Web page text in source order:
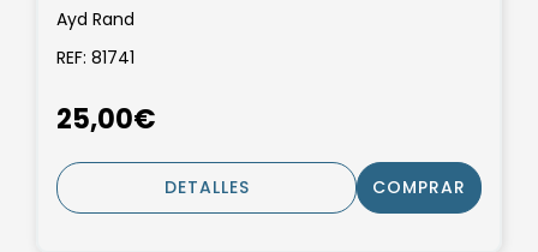
Ayd Rand
REF: 81741
25,00€
DETALLES COMPRAR